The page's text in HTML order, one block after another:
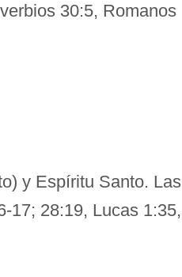
30:5, Romanos
y Espíritu Santo. Las
17; 28:19, Lucas 1:35,